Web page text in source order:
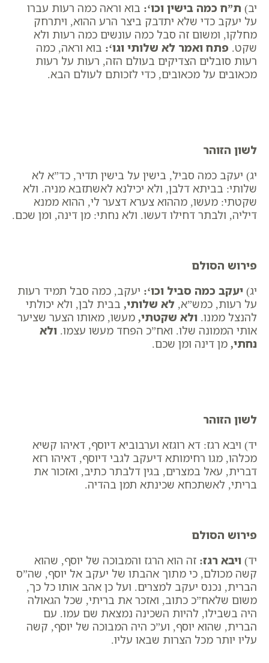
יב) ת”ח כמה בישין וכו‘: בוא וראה כמה רעות עברו
על יעקב כדי שלא יתדבק ביצר הרע ההוא, ויתרחק
מחלקו, ומשום זה סבל כמה עונשים כמה רעות ולא
שקט. פתח ואמר לא שלותי וגו‘: בוא וראה, כמה
רעות סובלים הצדיקים בעולם הזה, רעות על רעות
מכאובים על מכאובים, כדי לזכותם לעולם הבא.
לשון הזוהר
יג) יעקב כמה סביל, בישין על בישין תדיר, כד”א לא
שלותי: בביתא דלבן, ולא יכילנא לאשתזבא מניה. ולא
שקטתי: מעשו, מההוא צערא דצער לי, ההוא ממנא
דיליה, ולבתר דחילו דעשו. ולא נחתי: מן דינה, ומן שכם.
פירוש הסולם
יג) יעקב כמה סביל וכו‘: יעקב, כמה סבל תמיד רעות
על רעות, כמש”א, ​ לא שלותי, בבית לבן, ולא יכולתי
להנצל ממנו. ולא שקטתי, מעשו, מאותו הצער שציער
אותי הממונה שלו. ואח”כ הפחד מעשו עצמו. ולא
נחתי, מן דינה ומן שכם.
לשון הזוהר
יד) ויבא רגז: דא רוגזא וערבוביא דיוסף, דאיהו קשיא
מכלהו, מגו רחימותא דיעקב לגבי דיוסף, דאיהו רזא
דברית, עאל במצרים, בגין דלבתר כתיב, ואזכור את
בריתי, לאשתכחא שכינתא תמן בהדיה.
פירוש הסולם
יד) ויבא רגז: זה הוא הרגז והמבוכה של יוסף, שהוא
קשה מכולם, כי מתוך אהבתו של יעקב אל יוסף, שה”ס
הברית, נכנס יעקב למצרים. ועל כן אהב אותו כל כך,
משום שלאח”כ כתוב,​ ואזכר את בריתי, שכל הגאולה
היה בשבילו, להיות השכינה נמצאת שם עמו. עם
הברית, שהוא יוסף, וע”כ היה המבוכה של יוסף, קשה
עליו יותר מכל הצרות שבאו עליו.